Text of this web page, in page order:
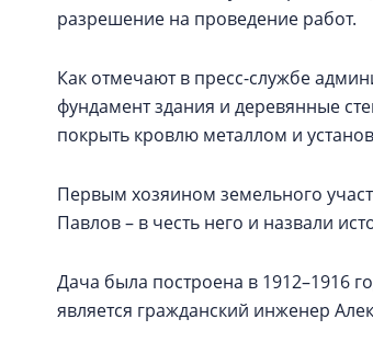
разрешение на проведение работ.
Как отмечают в пресс-службе
фундамент здания и деревянные
покрыть кровлю металлом и
Первым хозяином земельного
Павлов – в честь него и назвали
Дача была построена в 1912–1916
является гражданский инженер